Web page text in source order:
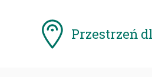
Przestrzeń